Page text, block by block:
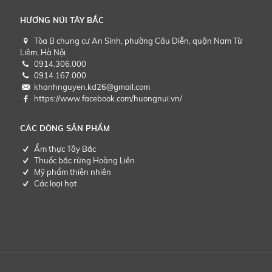
HƯƠNG NÚI TÂY BẮC
Tòa B chung cư An Sinh, phường Cầu Diễn, quận Nam Từ
Liêm, Hà Nội
0914.306.000
0914.167.000
khanhnguyen.kd26@gmail.com
https://www.facebook.com/huongnui.vn/
CÁC DÒNG SẢN PHẨM
Ẩm thực Tây Bắc
Thuốc bắc rừng Hoàng Liên
Mỹ phẩm thiên nhiên
Các loại hạt